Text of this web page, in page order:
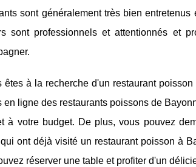
sont généralement très bien
sont professionnels et attentionnés et
êtes à la recherche d'un restaurant
en ligne des restaurants poissons de
à votre budget. De plus, vous pouvez
ont déjà visité un restaurant poisson à
réserver une table et profiter d'un